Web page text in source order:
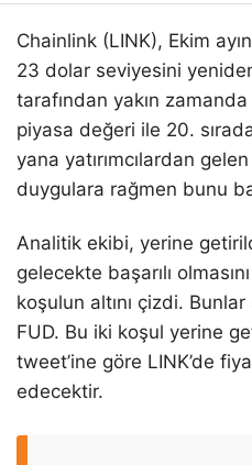
Chainlink (LINK), Ekim
23 dolar seviyesini
tarafından yakın
piyasa değeri ile 20.
yana yatırımcılardan
duygulara rağmen bunu
Analitik ekibi, yerine
gelecekte başarılı
koşulun altını çizdi. Bunlar
FUD. Bu iki koşul yerine
tweet’ine göre LINK’de
edecektir.